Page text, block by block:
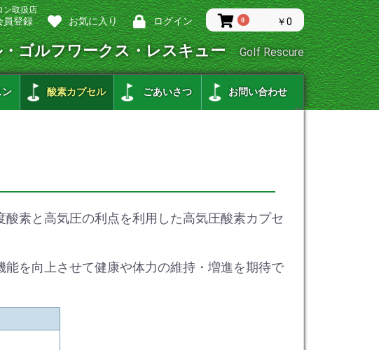
ン取扱店
員登録 お気に入り ログイン 0 ￥0
ゴルフワークス・レスキュー Golf Rescure
ン 酸素カプセル ごあいさつ お問い合わせ
素と高気圧の利点を利用した高気圧酸素カプセ
を向上させて健康や体力の維持・増進を期待で